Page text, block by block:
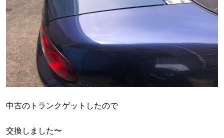
中古のトランクゲットしたので
交換しました〜